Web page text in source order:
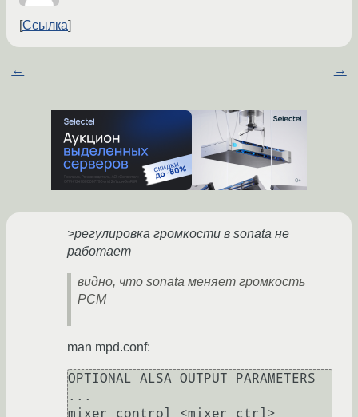
Ссылка
← →
>регулировка громкости в sonata не
работает
видно, что sonata меняет громкость
PCM
man mpd.conf:
OPTIONAL ALSA OUTPUT PARAMETERS
...
mixer_control <mixer ctrl>